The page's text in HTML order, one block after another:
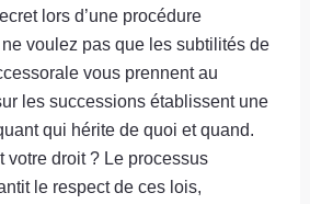
lors d’une procédure
voulez pas que les subtilités de
vous prennent au
les successions établissent une
qui hérite de quoi et quand.
votre droit ? Le processus
le respect de ces lois,